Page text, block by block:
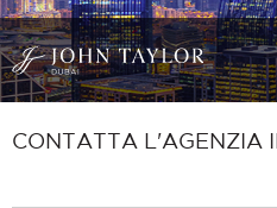
CONTATTA L'AGENZIA